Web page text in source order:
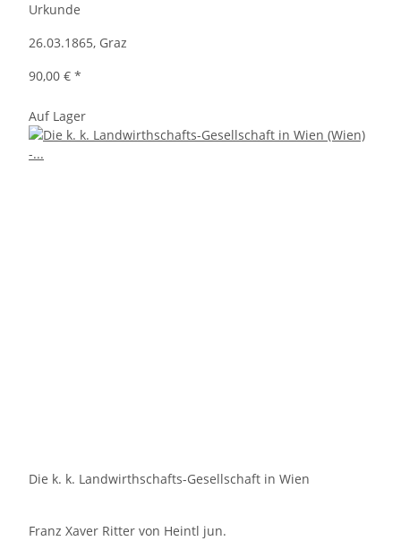
Urkunde
26.03.1865, Graz
90,00 € *
Auf Lager
Die k. k. Landwirthschafts-Gesellschaft in Wien
Franz Xaver Ritter von Heintl jun.